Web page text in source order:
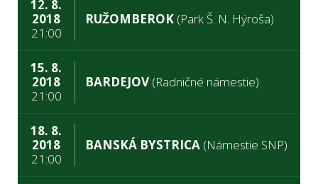
12. 8.
2018
21:00
RUŽOMBEROK (Park Š. N. Hýroša)
15. 8.
2018
21:00
BARDEJOV (Radničné námestie)
18. 8.
2018
21:00
BANSKÁ BYSTRICA (Námestie SNP)